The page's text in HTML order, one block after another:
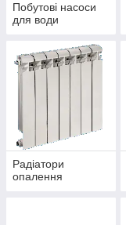
Побутові насоси
для води
Радіатори
опалення